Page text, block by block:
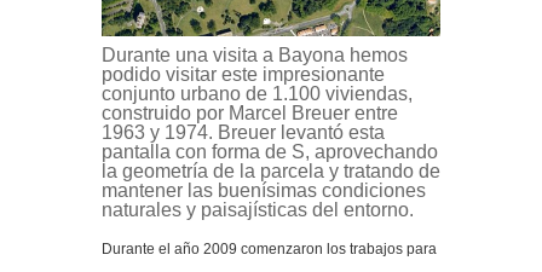
Durante una visita a Bayona hemos
podido visitar este impresionante
conjunto urbano de 1.100 viviendas,
construido por Marcel Breuer entre
1963 y 1974. Breuer levantó esta
pantalla con forma de S, aprovechando
la geometría de la parcela y tratando de
mantener las buenísimas condiciones
naturales y paisajísticas del entorno.
Durante el año 2009 comenzaron los trabajos para